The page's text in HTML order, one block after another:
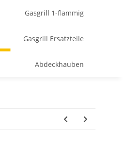
Gasgrill 1-flammig
Gasgrill Ersatzteile
Abdeckhauben